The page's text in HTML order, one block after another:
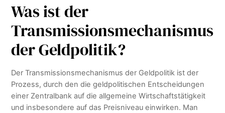
Was ist der
Transmissionsmechanismus
der Geldpolitik?
Der Transmissionsmechanismus der Geldpolitik ist der
Prozess, durch den die geldpolitischen Entscheidungen
einer Zentralbank auf die allgemeine Wirtschaftstätigkeit
und insbesondere auf das Preisniveau einwirken. Man